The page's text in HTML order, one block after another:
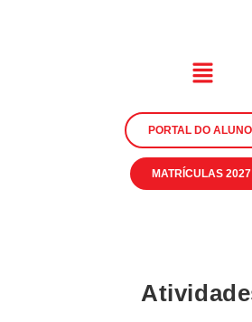
PORTAL DO ALUNO
MATRÍCULAS 2027